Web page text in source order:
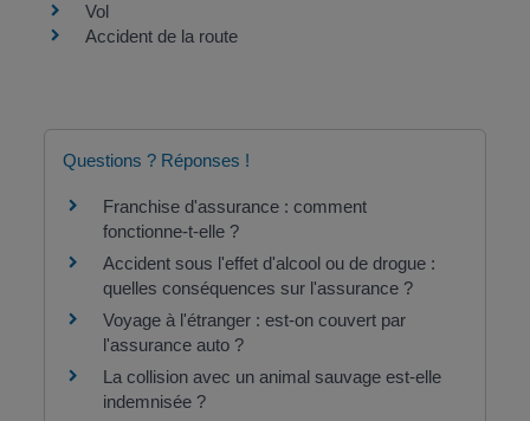
Vol
Accident de la route
Questions ? Réponses !
Franchise d'assurance : comment
fonctionne-t-elle ?
Accident sous l'effet d'alcool ou de drogue :
quelles conséquences sur l'assurance ?
Voyage à l'étranger : est-on couvert par
l'assurance auto ?
La collision avec un animal sauvage est-elle
indemnisée ?